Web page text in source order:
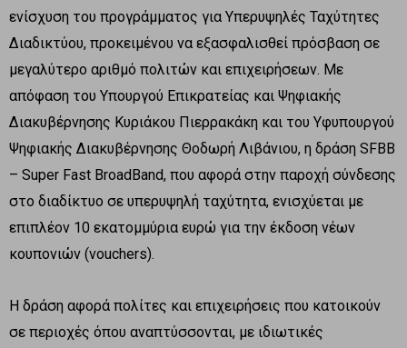
ενίσχυση του προγράμματος για Υπερυψηλές Ταχύτητες
Διαδικτύου, προκειμένου να εξασφαλισθεί πρόσβαση σε
μεγαλύτερο αριθμό πολιτών και επιχειρήσεων. Με
απόφαση του Υπουργού Επικρατείας και Ψηφιακής
Διακυβέρνησης Κυριάκου Πιερρακάκη και του Υφυπουργού
Ψηφιακής Διακυβέρνησης Θοδωρή Λιβάνιου, η δράση SFBB
– Super Fast BroadBand, που αφορά στην παροχή σύνδεσης
στο διαδίκτυο σε υπερυψηλή ταχύτητα, ενισχύεται με
επιπλέον 10 εκατομμύρια ευρώ για την έκδοση νέων
κουπονιών (vouchers).
Η δράση αφορά πολίτες και επιχειρήσεις που κατοικούν
σε περιοχές όπου αναπτύσσονται, με ιδιωτικές